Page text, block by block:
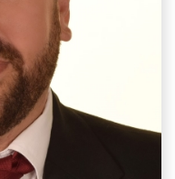
Ισόγειο
Υδροβιολογίας